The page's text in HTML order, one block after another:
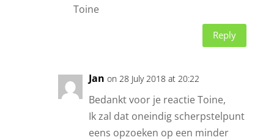
Toine
Reply
Jan on 28 July 2018 at 20:22
Bedankt voor je reactie Toine,
Ik zal dat oneindig scherpstelpunt
eens opzoeken op een minder